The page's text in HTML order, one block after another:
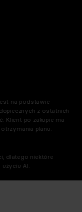
na podstawie
z ostatnich
Klient po zakupie ma
planu.
dlatego niektóre
AI.